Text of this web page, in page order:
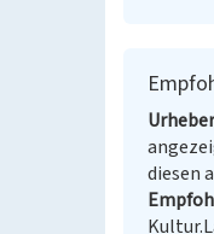
diesen